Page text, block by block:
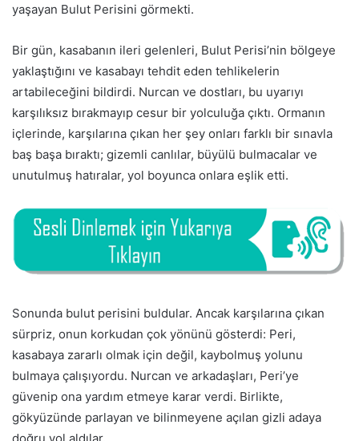
yaşayan Bulut Perisini görmekti.
Bir gün, kasabanın ileri gelenleri, Bulut Perisi’nin bölgeye
yaklaştığını ve kasabayı tehdit eden tehlikelerin
artabileceğini bildirdi. Nurcan ve dostları, bu uyarıyı
karşılıksız bırakmayıp cesur bir yolculuğa çıktı. Ormanın
içlerinde, karşılarına çıkan her şey onları farklı bir sınavla
baş başa bıraktı; gizemli canlılar, büyülü bulmacalar ve
unutulmuş hatıralar, yol boyunca onlara eşlik etti.
Sonunda bulut perisini buldular. Ancak karşılarına çıkan
sürpriz, onun korkudan çok yönünü gösterdi: Peri,
kasabaya zararlı olmak için değil, kaybolmuş yolunu
bulmaya çalışıyordu. Nurcan ve arkadaşları, Peri’ye
güvenip ona yardım etmeye karar verdi. Birlikte,
gökyüzünde parlayan ve bilinmeyene açılan gizli adaya